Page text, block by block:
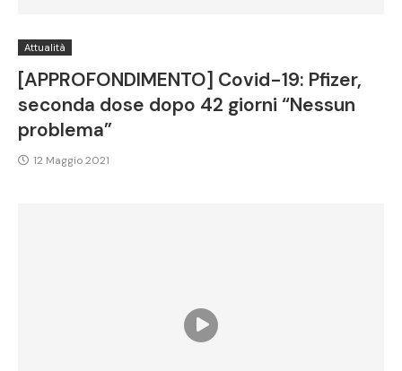
Attualità
[APPROFONDIMENTO] Covid-19: Pfizer,
seconda dose dopo 42 giorni “Nessun
problema”
12 Maggio 2021